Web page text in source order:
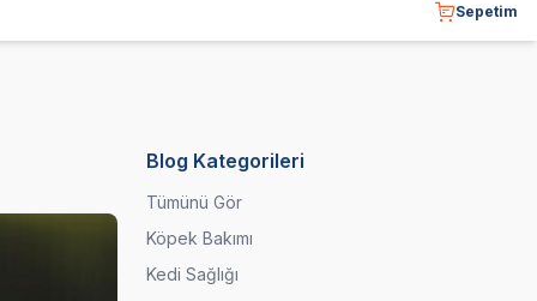
Sepetim
Blog Kategorileri
Tümünü Gör
Köpek Bakımı
Kedi Sağlığı